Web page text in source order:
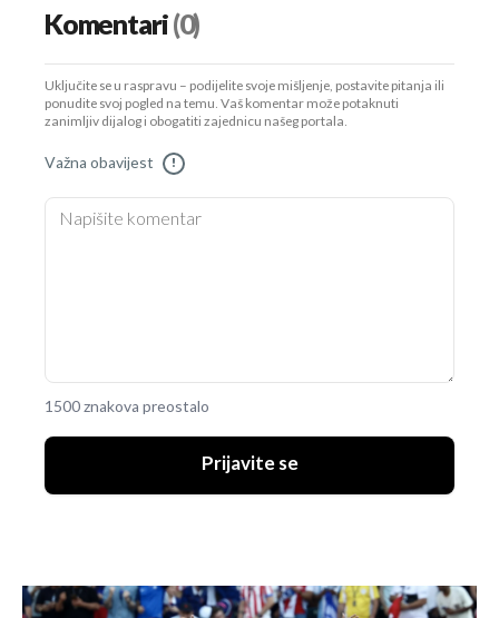
Komentari(0)
Uključite se u raspravu – podijelite svoje mišljenje, postavite pitanja ili
ponudite svoj pogled na temu. Vaš komentar može potaknuti
zanimljiv dijalog i obogatiti zajednicu našeg portala.
Važna obavijest !
1500 znakova preostalo
Prijavite se